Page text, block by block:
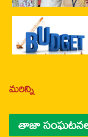
మరిన్ని
తాజా